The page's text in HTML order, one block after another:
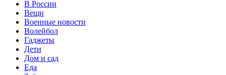
В России
Вещи
Военные новости
Волейбол
Гаджеты
Дети
Дом и сад
Еда